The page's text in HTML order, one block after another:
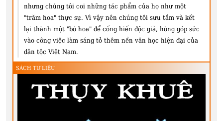
nhưng chúng tôi coi những tác phẩm của họ như một
"trăm hoa" thực sự. Vì vậy nên chúng tôi sưu tầm và kết
lại thành một "bó hoa" để cống hiến độc giả, hòng góp sức
vào công việc làm sáng tỏ thêm nền văn học hiện đại của
dân tộc Việt Nam.
SÁCH TƯ LIỆU